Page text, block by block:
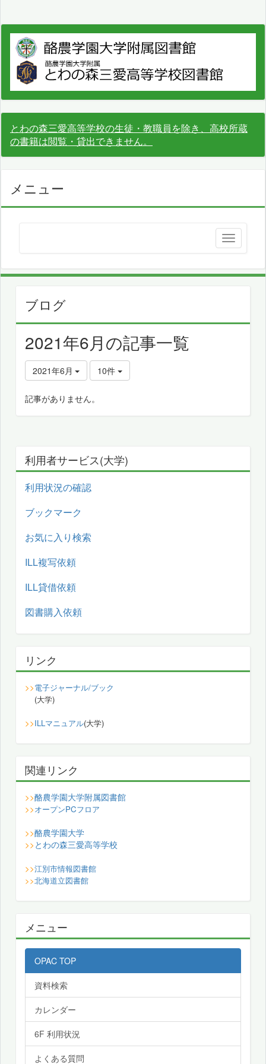
とわの森三愛高等学校の生徒・教職員を除き、高校所蔵
の書籍は閲覧・貸出できません。
メニュー
ブログ
2021年6月の記事一覧
2021年6月 10件
記事がありません。
利用者サービス(大学)
利用状況の確認
ブックマーク
お気に入り検索
ILL複写依頼
ILL貸借依頼
図書購入依頼
リンク
>>電子ジャーナル/ブック
(大学)
>>ILLマニュアル(大学)
関連リンク
>>酪農学園大学附属図書館
>>オープンPCフロア
>>酪農学園大学
>> とわの森三愛高等学校
>>江別市情報図書館
>>北海道立図書館
メニュー
OPAC TOP
資料検索
カレンダー
6F 利用状況
よくある質問